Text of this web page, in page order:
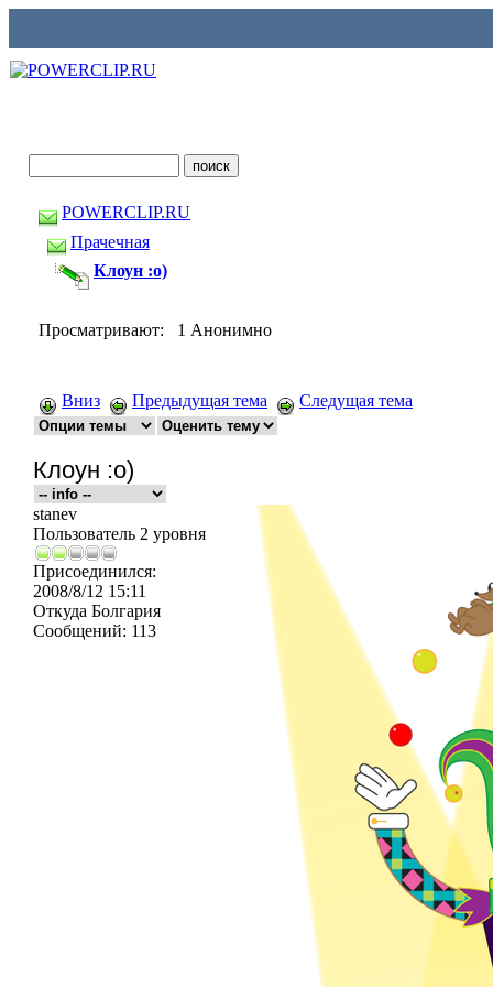
POWERCLIP.RU
Прачечная
Клоун :о)
Просматривают: 1 Анонимно
Вниз Предыдущая тема Следущая тема
Клоун :о)
stanev
Пользователь 2 уровня
Присоединился:
2008/8/12 15:11
Откуда Болгария
Сообщений: 113